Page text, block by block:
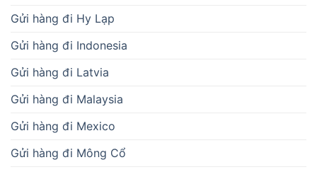
Gửi hàng đi Hy Lạp
Gửi hàng đi Indonesia
Gửi hàng đi Latvia
Gửi hàng đi Malaysia
Gửi hàng đi Mexico
Gửi hàng đi Mông Cổ